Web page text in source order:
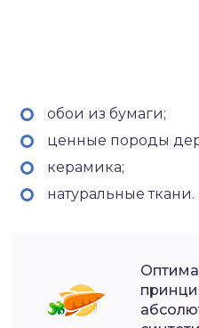
обои из бумаги;
ценные породы
керамика;
натуральные ткани.